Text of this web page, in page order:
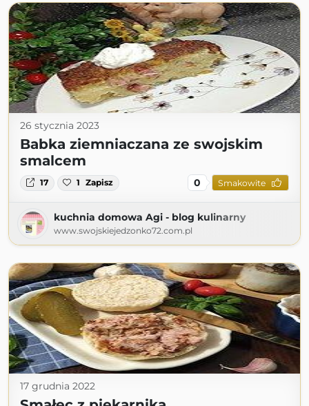
26 stycznia 2023
Babka ziemniaczana ze swojskim
smalcem
17 1 Zapisz 0 Smakowite
kuchnia domowa Agi - blog kulinarny
www.swojskiejedzonko72.com.pl
17 grudnia 2022